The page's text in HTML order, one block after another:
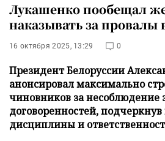
Лукашенко пообещал
наказывать за провалы
16 октября 2025, 13:29 0
Президент Белоруссии
анонсировал максимально
чиновников за несоблюдение
договоренностей,
дисциплины и